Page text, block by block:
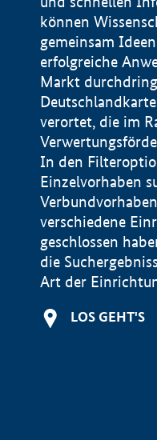
können
gemeinsam
erfolgreiche
Markt
verortet, die im
In den
Einzelvorhaben
verschiedene
geschlossen
die
Art der
LOS GEHT'S